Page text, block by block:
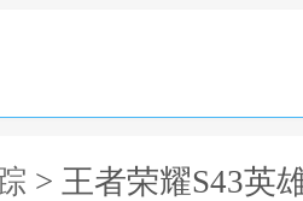
> 王者荣耀S43英